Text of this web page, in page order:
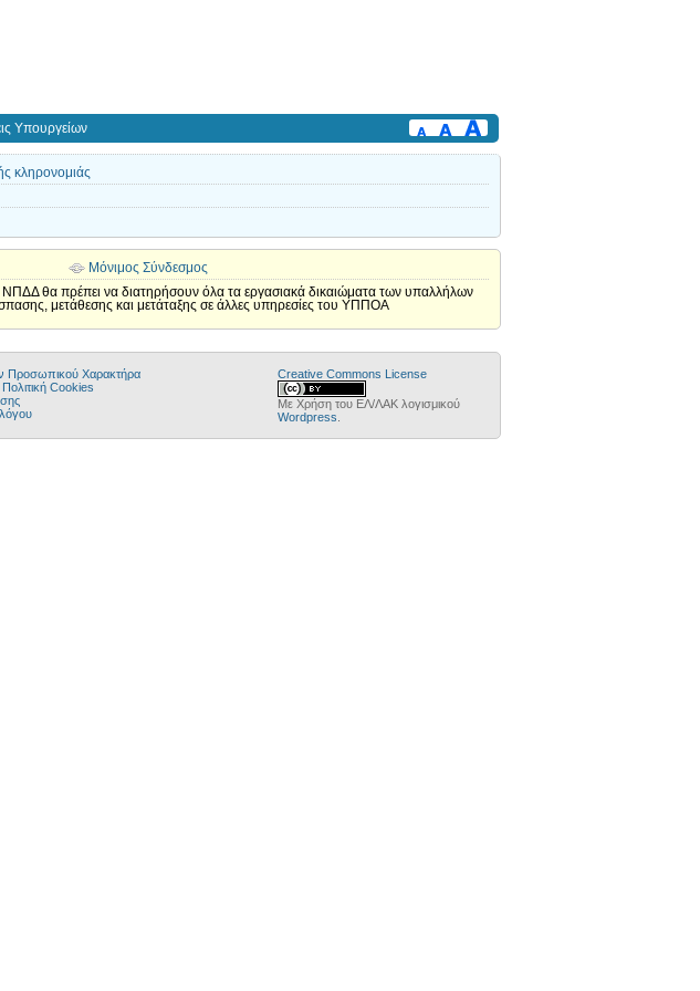
Υπουργείων
κληρονομιάς
Μόνιμος Σύνδεσμος
θα πρέπει να διατηρήσουν όλα τα εργασιακά δικαιώματα των υπαλλήλων
μετάθεσης και μετάταξης σε άλλες υπηρεσίες του ΥΠΠΟΑ
Προσωπικού Χαρακτήρα
Πολιτική Cookies
Creative Commons License
Με Χρήση του ΕΛ/ΛΑΚ λογισμικού
Wordpress